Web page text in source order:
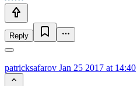
Reply
patricksafarov Jan 25 2017 at 14:40